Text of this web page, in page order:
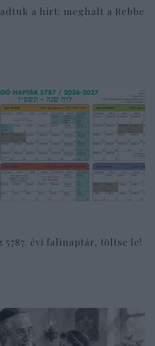
a hírt: meghalt a Rebbe
5787. évi falinaptár, töltse le!